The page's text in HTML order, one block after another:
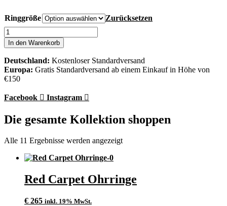
Ringgröße
Zurücksetzen
A
Red
Carpet
Ring
Menge
In den Warenkorb
Deutschland: Kostenloser Standardversand
Europa: Gratis Standardversand ab einem Einkauf in Höhe von
€150
Facebook Instagram
Die gesamte Kollektion shoppen
Alle 11 Ergebnisse werden angezeigt
Red Carpet Ohrringe
€ 265 inkl. 19% MwSt.